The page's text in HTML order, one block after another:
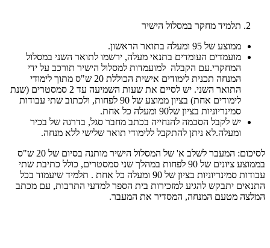
תלמיד מחקר במסלול הישיר
ממוצע של 95 ומעלה בתואר הראשון.
מועמדים העומדים בתנאי מעלה, ירשמו לתואר השני במסלול
המחקרי.עם הקבלה למועמדות למסלול הישיר תורכב על ידי
המנחה תכנית לימודים אישית הכוללת 20 ש"ס מתוך לימודי
התואר השני. ​יש לסיים את שעות השמיעה עד 2 סמסטרים (שנת
לימודים אחת) בציון ממוצע של 90 לפחות, ולכתוב שתי עבודות
סמינריוניות בציון של90 ומעלה כל אחת.
יש לקבל הסכמה להנחייה בכתב מחבר סגל, בדרגה של בכיר
ומעלה.לא ניתן להתקבל ללימודי תואר שלישי ללא מנחה.
לסיכום: המעבר לשלב א' של המסלול הישיר מותנה בסיום של 20 ש"ס
בממוצע ציונים של 90 לפחות במהלך שני סמסטרים, כולל כתיבת שתי
עבודות סמינריוניות בציון של 90 ומעלה כל אחת . תלמיד שיעמוד בכל
התנאים יתבקש להגיע למזכירות בית הספר למדעי התרבות, עם מכתב
המלצה מטעם המנחה, המסדיר את המעבר.